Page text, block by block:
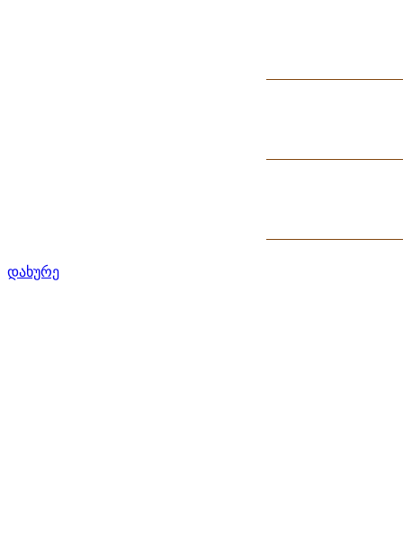
დახურე